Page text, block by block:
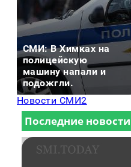
СМИ: В Химках на
полицейскую
машину напали и
подожгли.
Новости СМИ2